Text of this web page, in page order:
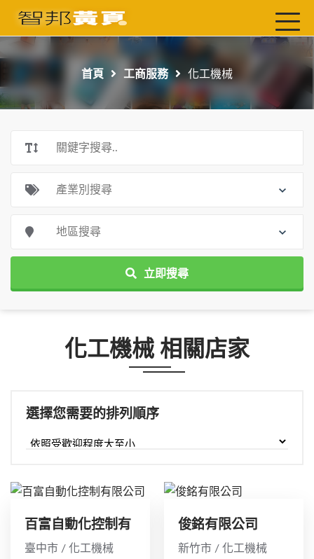
首頁
最新店家
吃喝玩樂
玩樂導航主題行程
聯絡我們
首頁 工商服務 化工機械
立即搜尋
化工機械 相關店家
選擇您需要的排列順序
百富自動化控制有
限公司
臺中市 / 化工機械
俊銘有限公司
新竹市 / 化工機械